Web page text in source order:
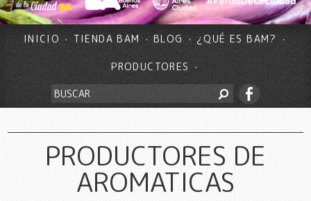
INICIO TIENDA BAM BLOG ¿QUÉ ES BAM?
PRODUCTORES
PRODUCTORES DE
AROMATICAS